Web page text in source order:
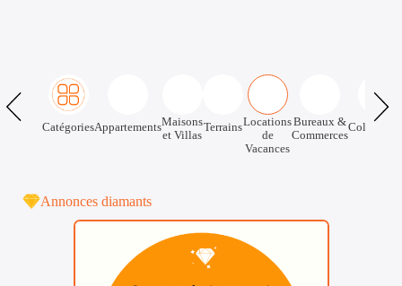
CatégoriesAppartementsMaisons
et Villas
TerrainsLocations
de
Vacances
Bureaux &
Commerces
Annonces diamants